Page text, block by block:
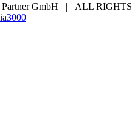
Partner GmbH | ALL RIGHTS